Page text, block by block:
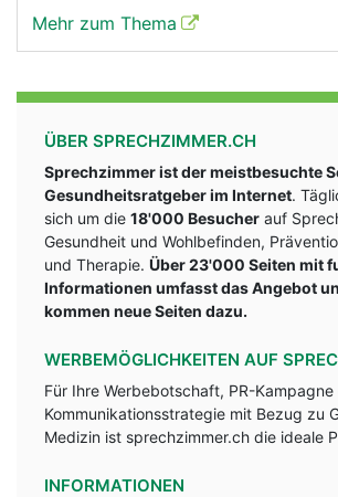
Mehr zum Thema
ÜBER SPRECHZIMMER.CH
Sprechzimmer ist der meistbesuchte
Gesundheitsratgeber im Internet.
sich um die 18'000 Besucher auf
Gesundheit und Wohlbefinden,
und Therapie. Über 23'000 Seiten mit
Informationen umfasst das Angebot
kommen neue Seiten dazu.
WERBEMÖGLICHKEITEN AUF
Für Ihre Werbebotschaft, PR-Kampagne
Kommunikationsstrategie mit Bezug zu
Medizin ist sprechzimmer.ch die ideale
INFORMATIONEN